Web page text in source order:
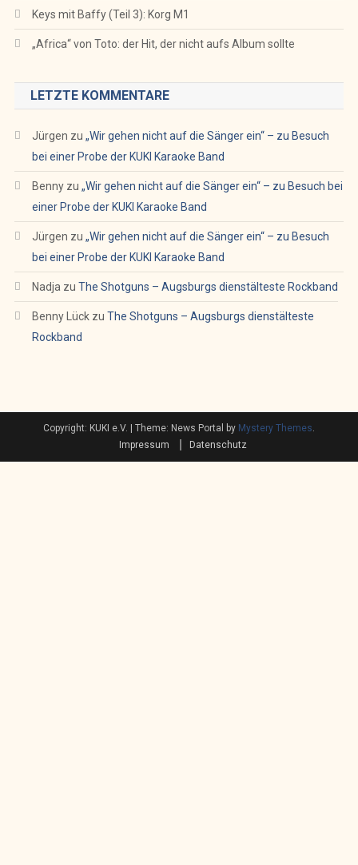
Keys mit Baffy (Teil 3): Korg M1
„Africa“ von Toto: der Hit, der nicht aufs Album sollte
LETZTE KOMMENTARE
Jürgen zu „Wir gehen nicht auf die Sänger ein“ – zu Besuch
bei einer Probe der KUKI Karaoke Band
Bennyzu „Wir gehen nicht auf die Sänger ein“ – zu Besuch bei
einer Probe der KUKI Karaoke Band
Jürgen zu „Wir gehen nicht auf die Sänger ein“ – zu Besuch
bei einer Probe der KUKI Karaoke Band
Nadja zu The Shotguns – Augsburgs dienstälteste Rockband
Benny Lückzu The Shotguns – Augsburgs dienstälteste
Rockband
Copyright: KUKI e.V. Theme: News Portal by Mystery Themes.
Impressum
Datenschutz